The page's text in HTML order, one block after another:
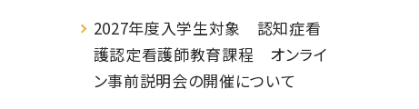
2027年度入学生対象 認知症看
護認定看護師教育課程 オンライ
ン事前説明会の開催について